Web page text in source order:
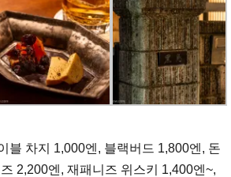
블 차지 1,000엔, 블랙버드 1,800엔, 돈
2,200엔, 재패니즈 위스키 1,400엔~,